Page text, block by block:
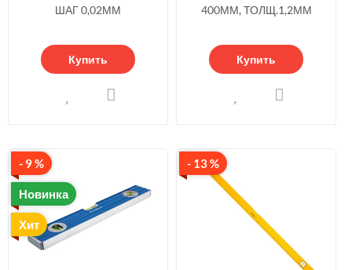
ШАГ 0,02ММ
Купить
400ММ, ТОЛЩ.1,2ММ
Купить
- 9 %
Новинка
Хит
- 13 %